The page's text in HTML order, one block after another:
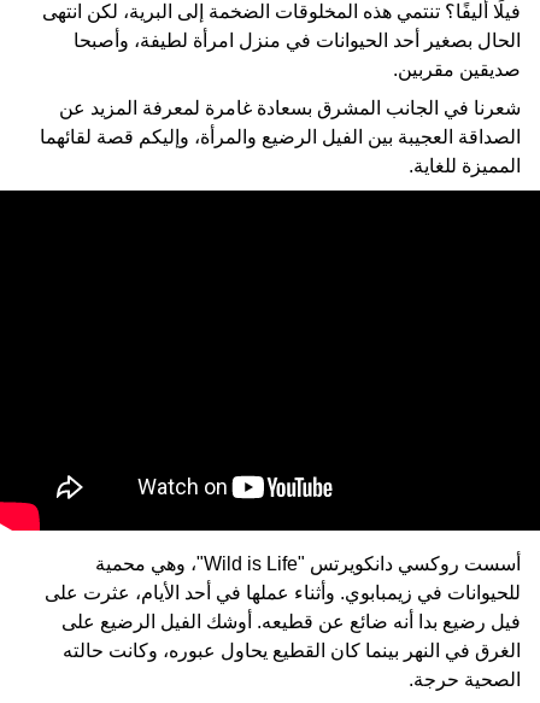
فيلًا أليفًا؟ تنتمي هذه المخلوقات الضخمة إلى البرية، لكن انتهى
الحال بصغير أحد الحيوانات في منزل امرأة لطيفة، وأصبحا
صديقين مقربين.
شعرنا في الجانب المشرق بسعادة غامرة لمعرفة المزيد عن
الصداقة العجيبة بين الفيل الرضيع والمرأة، وإليكم قصة لقائهما
المميزة للغاية.
أسست روكسي دانكويرتس "Wild is Life"، وهي محمية
للحيوانات في زيمبابوي. وأثناء عملها في أحد الأيام، عثرت على
فيل رضيع بدا أنه ضائع عن قطيعه. أوشك الفيل الرضيع على
الغرق في النهر بينما كان القطيع يحاول عبوره، وكانت حالته
الصحية حرجة.